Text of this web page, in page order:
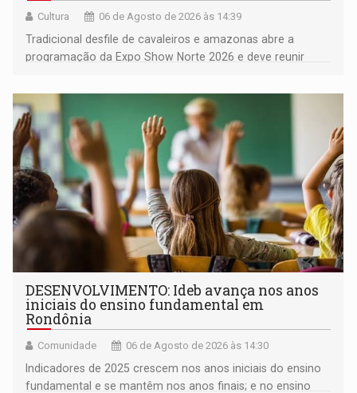
Cultura 06 de Agosto de 2026 às 14:39
Tradicional desfile de cavaleiros e amazonas abre a
programação da Expo Show Norte 2026 e deve reunir
DESENVOLVIMENTO: Ideb avança nos anos
iniciais do ensino fundamental em
Rondônia
Comunidade 06 de Agosto de 2026 às 14:30
Indicadores de 2025 crescem nos anos iniciais do ensino
fundamental e se mantêm nos anos finais; e no ensino